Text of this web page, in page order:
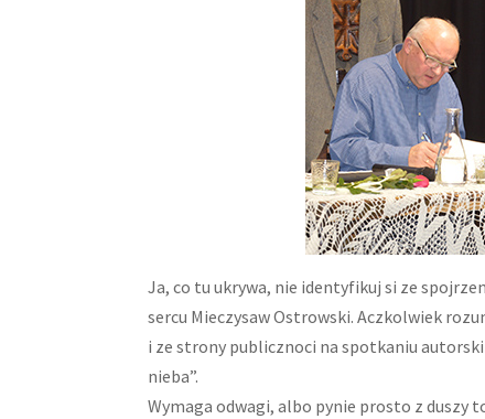
Ja, co tu ukrywa, nie identyfikuj si ze
sercu Mieczysaw Ostrowski. Aczkolwiek
i ze strony publicznoci na spotkaniu
nieba”.
Wymaga odwagi, albo pynie prosto z duszy